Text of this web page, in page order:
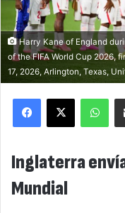
Harry Kane of England
of the FIFA World Cup 2026,
17, 2026, Arlington, Texas,
Facebook
X
Inglaterra
Mundial